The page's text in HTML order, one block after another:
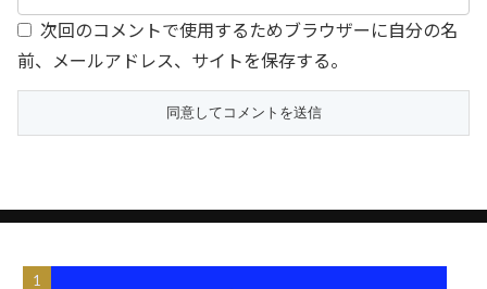
次回のコメントで使用するためブラウザーに自分の名
前、メールアドレス、サイトを保存する。